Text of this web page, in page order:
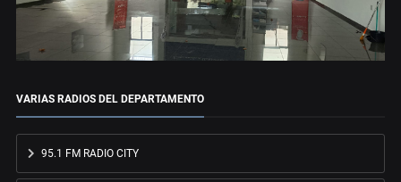
VARIAS RADIOS DEL DEPARTAMENTO
95.1 FM RADIO CITY